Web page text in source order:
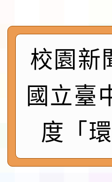
實施要
程
函轉國
速演練
「115
法」
本校115
第3次招
告(不再
檢送「
賽實施
本市「
校園新
國立臺
度「